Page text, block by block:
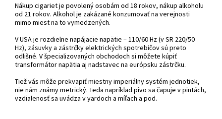
Nákup cigariet je povolený osobám od 18 rokov, nákup alkoholu
od 21 rokov. Alkohol je zakázané konzumovať na verejnosti
mimo miest na to vymedzených.
V USA je rozdielne napájacie napätie – 110/60 Hz (v SR 220/50
Hz), zásuvky a zástrčky elektrických spotrebičov sú preto
odlišné. V špecializovaných obchodoch si môžete kúpiť
transformátor napätia aj nadstavec na európsku zástrčku.
Tiež vás môže prekvapiť miestny imperiálny systém jednotiek,
nie nám známy metrický. Teda napríklad pivo sa čapuje v pintách,
vzdialenosť sa uvádza v yardoch a míľach a pod.